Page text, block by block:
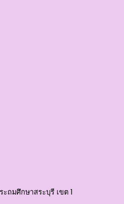
ถมศึกษาสระบุรี เขต 1